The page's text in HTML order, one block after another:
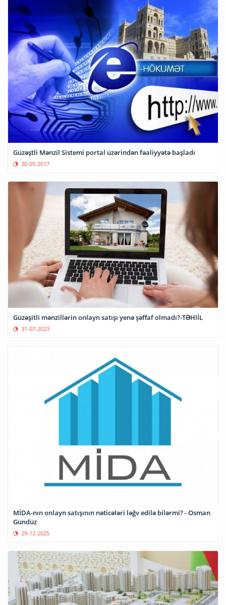
Güzəştli Mənzil Sistemi portal üzərindən fəaliyyətə başladı
30-05-2017
Güzəşitli mənzillərin onlayn satışı yenə şəffaf olmadı?-TƏHlİL
31-07-2023
MİDA-nın onlayn satışının nəticələri ləğv edilə bilərmi? - Osman
Gündüz
29-12-2025